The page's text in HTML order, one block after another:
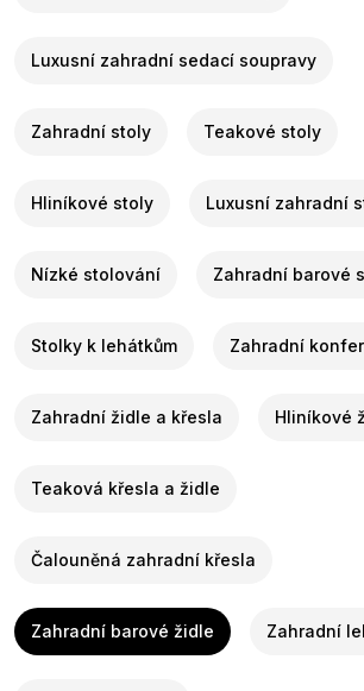
Luxusní zahradní sedací soupravy
Zahradní stoly Teakové stoly
Hliníkové stoly Luxusní zahradní
Nízké stolování Zahradní barové
Stolky k lehátkům Zahradní
Zahradní židle a křesla Hliníkové
Teaková křesla a židle
Čalouněná zahradní křesla
Zahradní barové židle Zahradní